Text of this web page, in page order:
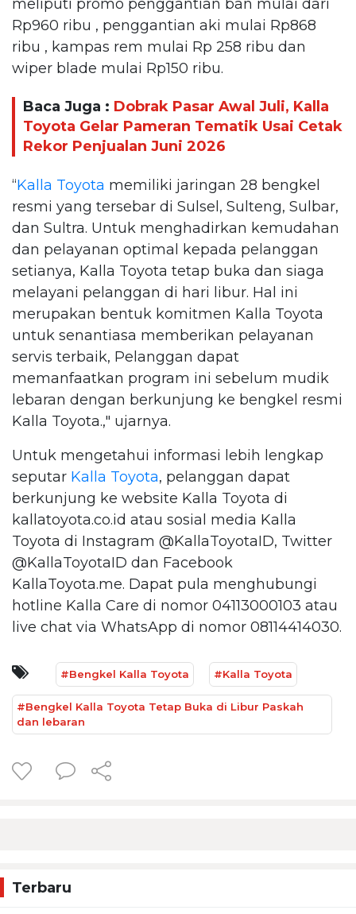
meliputi promo penggantian ban mulai dari
Rp960 ribu , penggantian aki mulai Rp868
ribu , kampas rem mulai Rp 258 ribu dan
wiper blade mulai Rp150 ribu.
Baca Juga : Dobrak Pasar Awal Juli, Kalla
Toyota Gelar Pameran Tematik Usai Cetak
Rekor Penjualan Juni 2026
“Kalla Toyota memiliki jaringan 28 bengkel
resmi yang tersebar di Sulsel, Sulteng, Sulbar,
dan Sultra. Untuk menghadirkan kemudahan
dan pelayanan optimal kepada pelanggan
setianya, Kalla Toyota tetap buka dan siaga
melayani pelanggan di hari libur. Hal ini
merupakan bentuk komitmen Kalla Toyota
untuk senantiasa memberikan pelayanan
servis terbaik, Pelanggan dapat
memanfaatkan program ini sebelum mudik
lebaran dengan berkunjung ke bengkel resmi
Kalla Toyota.," ujarnya.
Untuk mengetahui informasi lebih lengkap
seputar Kalla Toyota, pelanggan dapat
berkunjung ke website Kalla Toyota di
kallatoyota.co.id atau sosial media Kalla
Toyota di Instagram @KallaToyotaID, Twitter
@KallaToyotaID dan Facebook
KallaToyota.me. Dapat pula menghubungi
hotline Kalla Care di nomor 04113000103 atau
live chat via WhatsApp di nomor 08114414030.
#Bengkel Kalla Toyota #Kalla Toyota
#Bengkel Kalla Toyota Tetap Buka di Libur Paskah
dan lebaran
Terbaru